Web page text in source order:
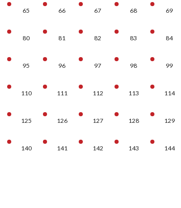
65 66 67 68 69
80 81 82 83 84
95 96 97 98 99
110 111 112 113 114
125 126 127 128 129
140 141 142 143 144